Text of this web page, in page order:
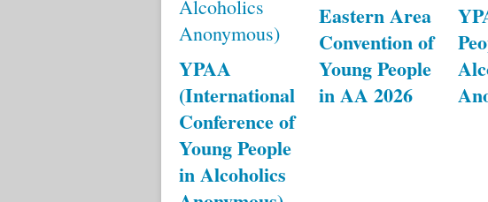
YPAA
(International
Conference of
Young People
in Alcoholics
Eastern Area
Convention of
Young People
in AA 2026